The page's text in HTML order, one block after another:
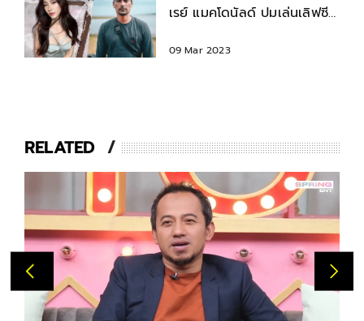
เรย์ แมคโดนัลด์ ปมเล่นเลิฟซีน
09 Mar 2023
RELATED